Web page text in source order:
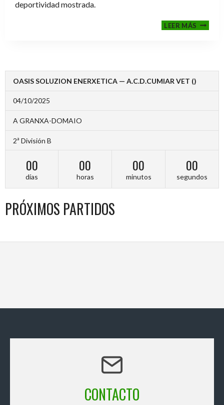
deportividad mostrada.
LEER MÁS
2024-
OASIS SOLUZION ENERXETICA — A.C.D.CUMIAR VET ()
04/10/2025
A GRANXA-DOMAIO
2ª División B
00
días
00
horas
00
minutos
00
segundos
PRÓXIMOS PARTIDOS
CONTACTO